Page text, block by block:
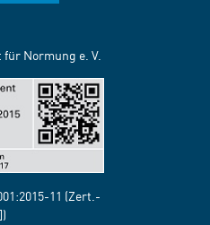
Normung e. V.
11 (Zert.-